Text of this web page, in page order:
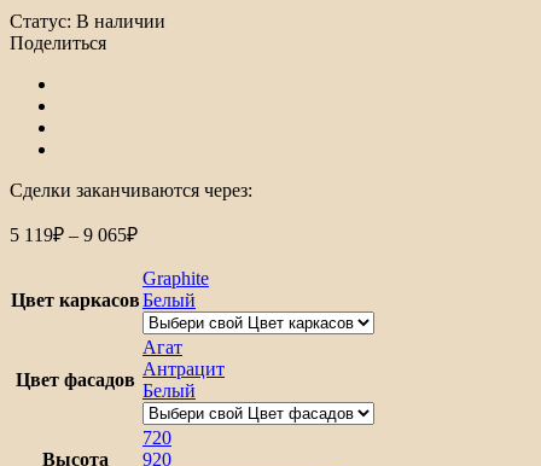
Статус: В наличии
Поделиться
Сделки заканчиваются через:
5 119₽ – 9 065₽Диапазон
5
119₽
9
065₽
Цвет каркасов
Graphite
Белый
Цвет фасадов
Агат
Антрацит
Белый
Высота
720
920